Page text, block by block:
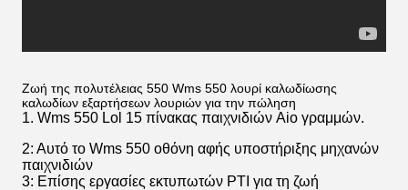
Ζωή της πολυτέλειας 550 Wms 550 λουρί καλωδίωσης
καλωδίων εξαρτήσεων λουριών για την πώληση
1. Wms 550 Lol 15 πίνακας παιχνιδιών Aio γραμμών.
2: Αυτό το Wms 550 οθόνη αφής υποστήριξης μηχανών
παιχνιδιών
3: Επίσης εργασίες εκτυπωτών PTI για τη ζωή